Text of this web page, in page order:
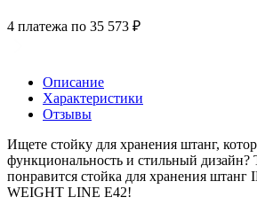
4 платежа по 35 573 ₽
Описание
Характеристики
Отзывы
Ищете стойку для хранения штанг,
функциональность и стильный дизайн?
понравится стойка для хранения штанг
WEIGHT LINE E42!